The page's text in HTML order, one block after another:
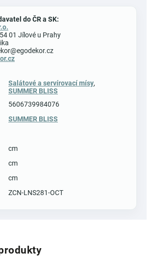
do ČR a SK:
01 Jílové u Prahy
Salátové a servírovací mísy,
SUMMER BLISS
5606739984076
SUMMER BLISS
cm
cm
cm
ZCN-LNS281-OCT